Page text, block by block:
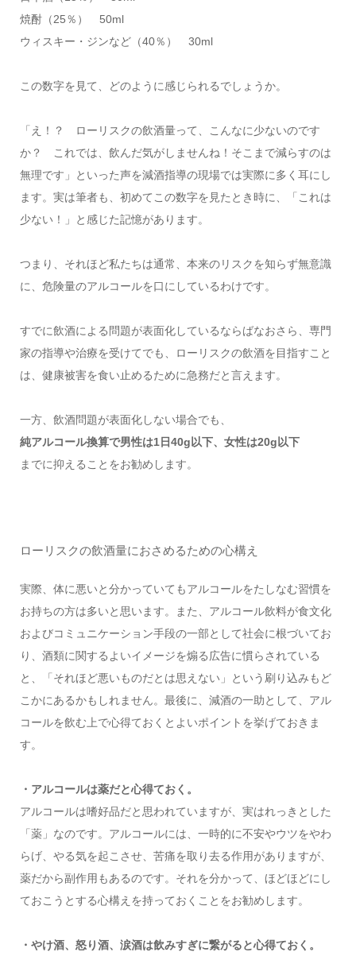
焼酎（25％） 50ml
ウィスキー・ジンなど（40％） 30ml
この数字を見て、どのように感じられるでしょうか。
「え！？ ローリスクの飲酒量って、こんなに少ないのです
か？ これでは、飲んだ気がしませんね！そこまで減らすのは
無理です」といった声を減酒指導の現場では実際に多く耳にし
ます。実は筆者も、初めてこの数字を見たとき時に、「これは
少ない！」と感じた記憶があります。
つまり、それほど私たちは通常、本来のリスクを知らず無意識
に、危険量のアルコールを口にしているわけです。
すでに飲酒による問題が表面化しているならばなおさら、専門
家の指導や治療を受けてでも、ローリスクの飲酒を目指すこと
は、健康被害を食い止めるために急務だと言えます。
一方、飲酒問題が表面化しない場合でも、
純アルコール換算で男性は1日40g以下、女性は20g以下
までに抑えることをお勧めします。
ローリスクの飲酒量におさめるための心構え
実際、体に悪いと分かっていてもアルコールをたしなむ習慣を
お持ちの方は多いと思います。また、アルコール飲料が食文化
およびコミュニケーション手段の一部として社会に根づいてお
り、酒類に関するよいイメージを煽る広告に慣らされている
と、「それほど悪いものだとは思えない」という刷り込みもど
こかにあるかもしれません。最後に、減酒の一助として、アル
コールを飲む上で心得ておくとよいポイントを挙げておきま
す。
・アルコールは薬だと心得ておく。
アルコールは嗜好品だと思われていますが、実はれっきとした
「薬」なのです。アルコールには、一時的に不安やウツをやわ
らげ、やる気を起こさせ、苦痛を取り去る作用がありますが、
薬だから副作用もあるのです。それを分かって、ほどほどにし
ておこうとする心構えを持っておくことをお勧めします。
・やけ酒、怒り酒、涙酒は飲みすぎに繋がると心得ておく。